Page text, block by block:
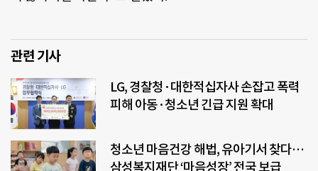
관련 기사
LG, 경찰청·대한적십자사 손잡고 폭력
피해 아동·청소년 긴급 지원 확대
청소년 마음건강 해법, 유아기서 찾다…
삼성복지재단 ‘마음성장’ 전국 보급